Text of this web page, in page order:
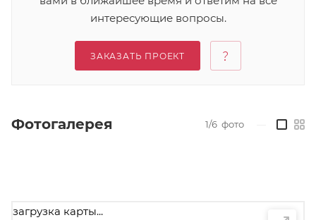
интересующие вопросы.
ЗАКАЗАТЬ ПРОЕКТ
Фотогалерея 1/6 фото
загрузка карты...